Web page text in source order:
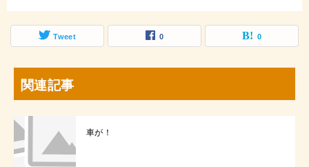
Tweet 0 0
関連記事
車が！